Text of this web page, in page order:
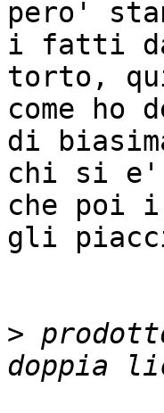
pero'
i fatti
torto,
come
di
chi si e'
che poi i
gli
>